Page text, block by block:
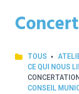
TOUS
CE QUI NOUS
CONSEIL